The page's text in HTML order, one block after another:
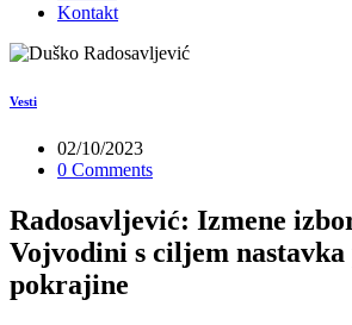
Kontakt
Vesti
02/10/2023
0 Comments
Radosavljević: Izmene
Vojvodini s ciljem
pokrajine